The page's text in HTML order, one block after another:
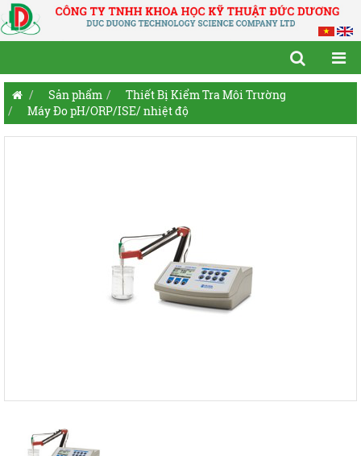
Sản phẩm
Thiết Bị Kiểm Tra Môi Trường
Máy Đo pH/ORP/ISE/ nhiệt độ